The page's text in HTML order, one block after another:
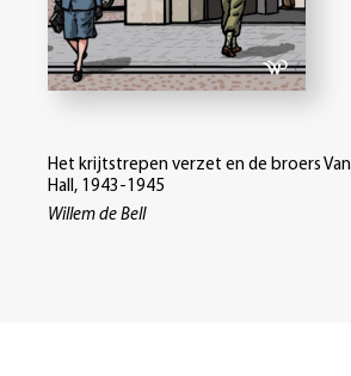
Het krijtstrepen verzet en de broers Van
Hall, 1943-1945
Willem de Bell